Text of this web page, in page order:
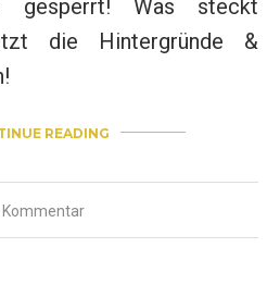
gesperrt! Was steckt
die Hintergründe &
READING
Kommentar